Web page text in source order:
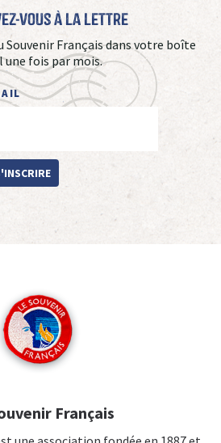
vous à La Lettre
Souvenir Français dans votre boîte
une fois par mois.
Français